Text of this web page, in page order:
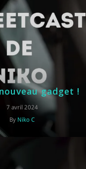
gadget !
7 avril 2024
By Niko C